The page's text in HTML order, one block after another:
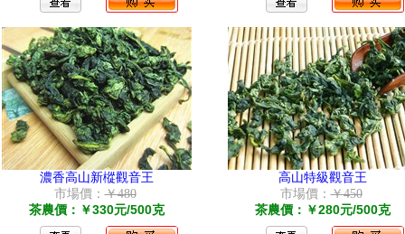
濃香高山新樅觀音王
市場價：￥480
茶農價：￥330元/500克
高山特級觀音王
市場價：￥450
茶農價：￥280元/500克